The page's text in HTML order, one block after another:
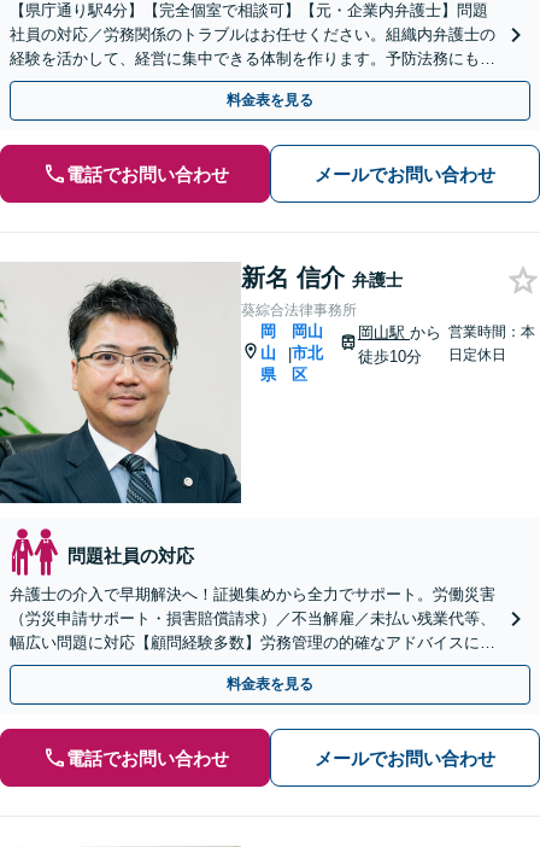
【県庁通り駅4分】【完全個室で相談可】【元・企業内弁護士】問題
社員の対応／労務関係のトラブルはお任せください。組織内弁護士の
経験を活かして、経営に集中できる体制を作ります。予防法務にも力
を入れています。【夜間・休日相談可能】
料金表を見る
電話でお問い合わせ メールでお問い合わせ
新名 信介 弁護士
葵綜合法律事務所
岡
山
県
|
岡山
市北
区
岡山駅 から
徒歩10分
営業時間：本
日定休日
問題社員の対応
弁護士の介入で早期解決へ！証拠集めから全力でサポート。労働災害
（労災申請サポート・損害賠償請求）／不当解雇／未払い残業代等、
幅広い問題に対応【顧問経験多数】労務管理の的確なアドバイスに注
力【夜間・休日対応】【岡山駅10分】
料金表を見る
電話でお問い合わせ メールでお問い合わせ